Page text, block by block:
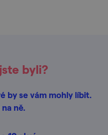
byli?
by se vám mohly líbit.
ně.